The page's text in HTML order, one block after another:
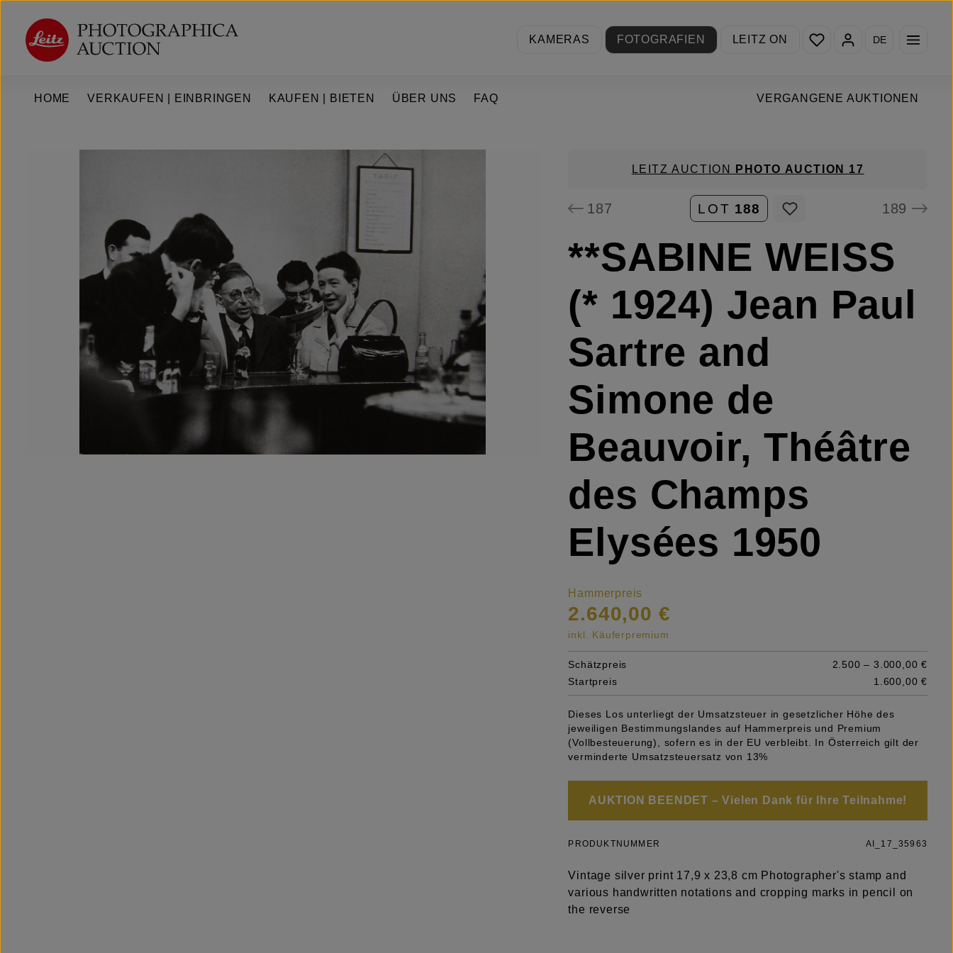
Hauptinhalt springen
Zur Hauptnavigation springen
KAMERAS
FOTOGRAFIEN LEITZ ON
Du hast 0 Produkte auf
DE
HOME VERGANGENE AUKTIONEN
VERKAUFEN | EINBRINGEN KAUFEN | BIETEN ÜBER UNS FAQ
LEITZ AUCTION
PHOTO AUCTION 17
187 LOT 188 189
**SABINE WEISS
(* 1924) Jean Paul
Sartre and
Simone de
Beauvoir, Théâtre
des Champs
Elysées 1950
Hammerpreis
2.640,00 €
inkl. Käuferpremium
Schätzpreis
2.500 – 3.000,00 €
Startpreis
1.600,00 €
Dieses Los unterliegt der Umsatzsteuer in gesetzlicher Höhe des
jeweiligen Bestimmungslandes auf Hammerpreis und Premium
(Vollbesteuerung), sofern es in der EU verbleibt. In Österreich gilt der
verminderte Umsatzsteuersatz von 13%
AUKTION BEENDET – Vielen Dank für Ihre Teilnahme!
PRODUKTNUMMER AI_17_35963
Vintage silver print 17,9 x 23,8 cm Photographer's stamp and
various handwritten notations and cropping marks in pencil on
the reverse